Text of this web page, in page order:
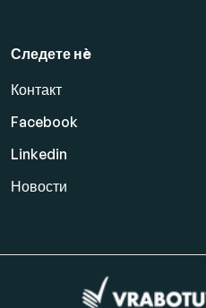
Следете нè
Контакт
Facebook
Linkedin
Новости